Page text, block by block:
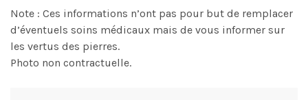
Note : Ces informations n’ont pas pour but de remplacer
d’éventuels soins médicaux mais de vous informer sur
les vertus des pierres.
Photo non contractuelle.